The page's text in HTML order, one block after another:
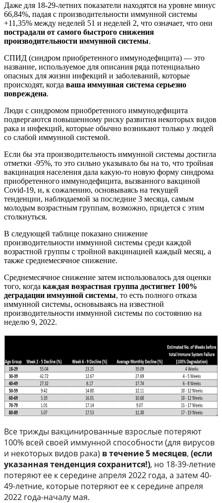
Даже для 18-29-летних показатели находятся на уровне минус
66,84%, падая с производительности иммунной системы
+11,35% между неделей 51 и неделей 2, что означает, что они
пострадали от самого быстрого снижения
производительности иммунной системы.
СПИД (синдром приобретенного иммунодефицита) — это
название, используемое для описания ряда потенциально
опасных для жизни инфекций и заболеваний, которые
происходят, когда ваша иммунная система серьезно
повреждена.
Люди с синдромом приобретенного иммунодефицита
подвергаются повышенному риску развития некоторых видов
рака и инфекций, которые обычно возникают только у людей
со слабой иммунной системой.
Если бы эта производительность иммунной системы достигла
отметки -95%, то это сильно указывало бы на то, что тройная
вакцинация населения дала какую-то новую форму синдрома
приобретенного иммунодефицита, вызванного вакциной
Covid-19, и, к сожалению, основываясь на текущей
тенденции, наблюдаемой за последние 3 месяца, самым
молодым возрастным группам, возможно, придется с этим
столкнуться.
В следующей таблице показано снижение
производительности иммунной системы среди каждой
возрастной группы с тройной вакцинацией каждый месяц, а
также среднемесячное снижение.
Среднемесячное снижение затем использовалось для оценки
того, когда каждая возрастная группа достигнет 100%
деградации иммунной системы, то есть полного отказа
иммунной системы, основываясь на известной
производительности иммунной системы по состоянию на
неделю 9, 2022.
Все трижды вакцинированные взрослые потеряют
100% всей своей иммунной способности (для вирусов
и некоторых видов рака) в течение 5 месяцев, (если
указанная тенденция сохранится!), но 18-39-летние
потеряют ее к середине апреля 2022 года, а затем 40-
49-летние, которые потеряют ее к середине апреля
2022 года-началу мая.